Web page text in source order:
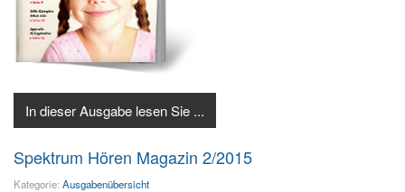
In dieser Ausgabe lesen Sie ...
Spektrum Hören Magazin 2/2015
Kategorie: Ausgabenübersicht